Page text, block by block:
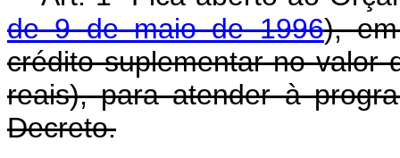
de 9 de maio de 1996),
crédito suplementar no valor
reais), para atender à
Decreto.